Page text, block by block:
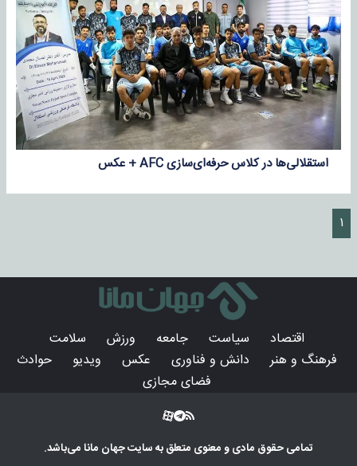
استقلالی‌ها در کلاس حرفه‌ای‌سازی AFC + عکس
۱
اقتصاد سیاست جامعه ورزش
سلامت
فرهنگ و هنر
دانش و فناوری عکس ویدیو
حوادث
فضای مجازی
تمامی حقوق مادی و معنوی متعلق به سایتجهان مانامی‌باشد.